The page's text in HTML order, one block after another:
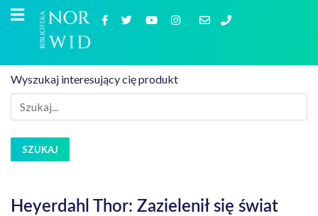
Wyszukaj interesujący cię produkt
SZUKAJ
Heyerdahl Thor: Zazielenił się świat